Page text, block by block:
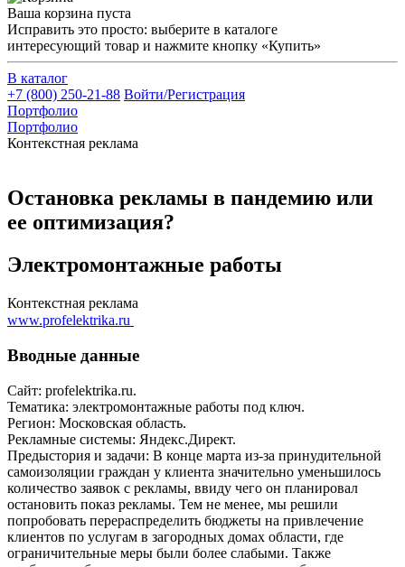
Ваша корзина пуста
Исправить это просто: выберите в каталоге
интересующий товар и нажмите кнопку «Купить»
В каталог
+7 (800) 250-21-88 Войти/Регистрация
Портфолио
Портфолио
Контекстная реклама
Остановка рекламы в пандемию или
ее оптимизация?
Электромонтажные работы
Контекстная реклама
www.profelektrika.ru
Вводные данные
Сайт: profelektrika.ru.
Тематика: электромонтажные работы под ключ.
Регион: Московская область.
Рекламные системы: Яндекс.Директ.
Предыстория и задачи: В конце марта из-за принудительной
самоизоляции граждан у клиента значительно уменьшилось
количество заявок с рекламы, ввиду чего он планировал
остановить показ рекламы. Тем не менее, мы решили
попробовать перераспределить бюджеты на привлечение
клиентов по услугам в загородных домах области, где
ограничительные меры были более слабыми. Также